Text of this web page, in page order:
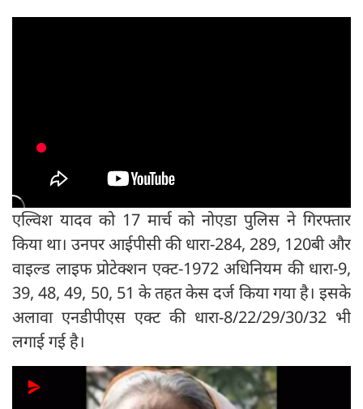
एल्विश यादव को 17 मार्च को नोएडा पुलिस ने गिरफ्तार
किया था। उनपर आईपीसी की धारा-284, 289, 120बी और
वाइल्ड लाइफ प्रोटेक्शन एक्ट-1972 अधिनियम की धारा-9,
39, 48, 49, 50, 51 के तहत केस दर्ज किया गया है। इसके
अलावा एनडीपीएस एक्ट की धारा-8/22/29/30/32 भी
लगाई गई है।